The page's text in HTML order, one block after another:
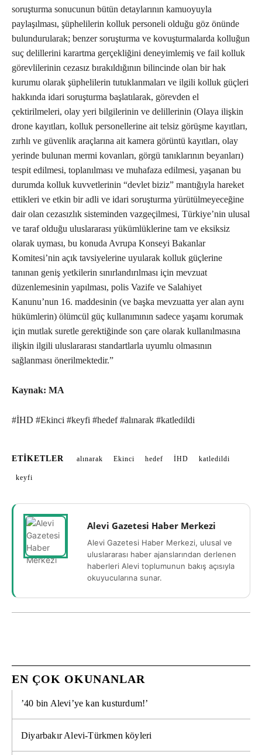
soruşturma sonucunun bütün detaylarının kamuoyuyla
paylaşılması, şüphelilerin kolluk personeli olduğu göz önünde
bulundurularak; benzer soruşturma ve kovuşturmalarda kolluğun
suç delillerini karartma gerçekliğini deneyimlemiş ve fail kolluk
görevlilerinin cezasız bırakıldığının bilincinde olan bir hak
kurumu olarak şüphelilerin tutuklanmaları ve ilgili kolluk güçleri
hakkında idari soruşturma başlatılarak, görevden el
çektirilmeleri, olay yeri bilgilerinin ve delillerinin (Olaya ilişkin
drone kayıtları, kolluk personellerine ait telsiz görüşme kayıtları,
zırhlı ve güvenlik araçlarına ait kamera görüntü kayıtları, olay
yerinde bulunan mermi kovanları, görgü tanıklarının beyanları)
tespit edilmesi, toplanılması ve muhafaza edilmesi, yaşanan bu
durumda kolluk kuvvetlerinin “devlet biziz” mantığıyla hareket
ettikleri ve etkin bir adli ve idari soruşturma yürütülmeyeceğine
dair olan cezasızlık sisteminden vazgeçilmesi, Türkiye’nin ulusal
ve taraf olduğu uluslararası yükümlüklerine tam ve eksiksiz
olarak uyması, bu konuda Avrupa Konseyi Bakanlar
Komitesi’nin açık tavsiyelerine uyularak kolluk güçlerine
tanınan geniş yetkilerin sınırlandırılması için mevzuat
düzenlemesinin yapılması, polis Vazife ve Salahiyet
Kanunu’nun 16. maddesinin (ve başka mevzuatta yer alan aynı
hükümlerin) ölümcül güç kullanımının sadece yaşamı korumak
için mutlak suretle gerektiğinde son çare olarak kullanılmasına
ilişkin ilgili uluslararası standartlarla uyumlu olmasının
sağlanması önerilmektedir.”
Kaynak: MA
#İHD #Ekinci #keyfi #hedef #alınarak #katledildi
ETIKETLER alınarak Ekinci hedef İHD katledildi
keyfi
Alevi Gazetesi Haber Merkezi
Alevi Gazetesi Haber Merkezi, ulusal ve
uluslararası haber ajanslarından derlenen
haberleri Alevi toplumunun bakış açısıyla
okuyucularına sunar.
EN ÇOK OKUNANLAR
’40 bin Alevi’ye kan kusturdum!’
Diyarbakır Alevi-Türkmen köyleri